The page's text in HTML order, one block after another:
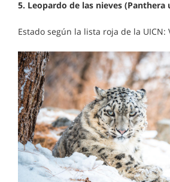
5. Leopardo de las nieves (Panthera
Estado según la lista roja de la UICN: